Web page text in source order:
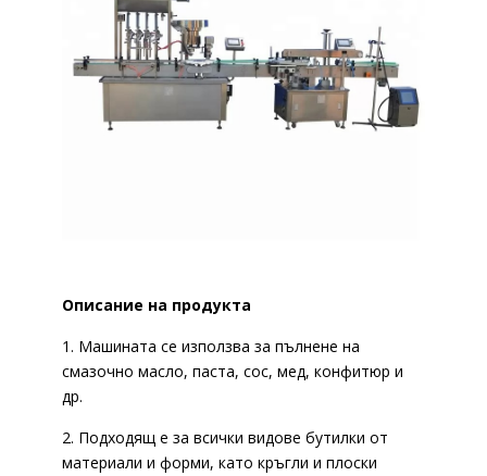
Описание на продукта
1. Машината се използва за пълнене на
смазочно масло, паста, сос, мед, конфитюр и
др.
2. Подходящ е за всички видове бутилки от
материали и форми, като кръгли и плоски